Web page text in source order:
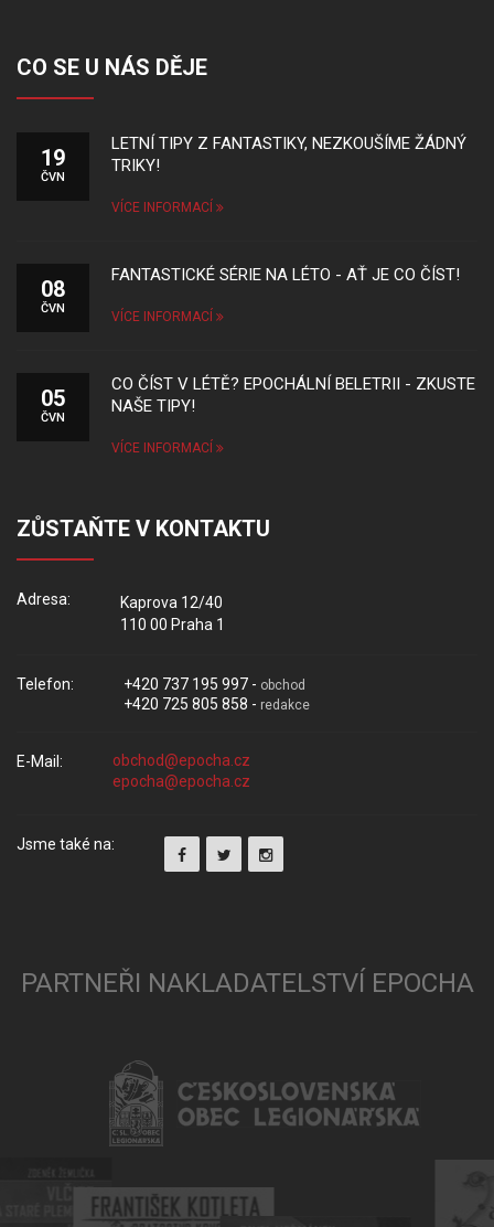
CO SE U NÁS DĚJE
19
ČVN
LETNÍ TIPY Z FANTASTIKY, NEZKOUŠÍME ŽÁDNÝ
TRIKY!
VÍCE INFORMACÍ
08
ČVN
FANTASTICKÉ SÉRIE NA LÉTO - AŤ JE CO ČÍST!
VÍCE INFORMACÍ
05
ČVN
CO ČÍST V LÉTĚ? EPOCHÁLNÍ BELETRII - ZKUSTE
NAŠE TIPY!
VÍCE INFORMACÍ
ZŮSTAŇTE V KONTAKTU
Adresa:
Kaprova 12/40
110 00 Praha 1
Telefon: +420 737 195 997 - obchod
+420 725 805 858 - redakce
E-Mail:
Jsme také na:
PARTNEŘI NAKLADATELSTVÍ EPOCHA